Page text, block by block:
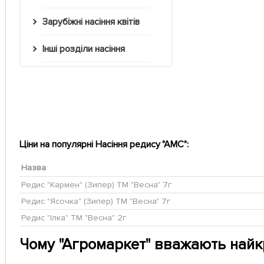
Зарубіжні насіння квітів
Інші розділи насіння
Ціни на популярні Насіння редису "АМС":
Назва
Редис "Кармен" (Зипер) ТМ "Весна" 7г
Редис "Ясочка" (Зипер) ТМ "Весна" 7г
Редис "Ілка" ТМ "Весна" 2г
Чому "Агромаркет" вважають